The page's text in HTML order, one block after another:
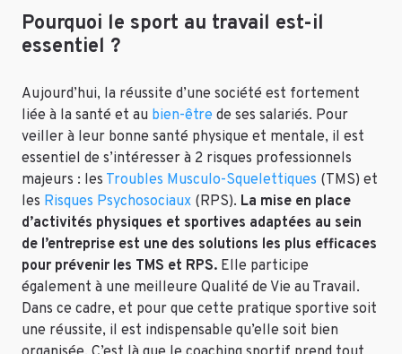
Pourquoi le sport au travail est-il
essentiel ?
Aujourd’hui, la réussite d’une société est fortement
liée à la santé et au bien-être de ses salariés. Pour
veiller à leur bonne santé physique et mentale, il est
essentiel de s’intéresser à 2 risques professionnels
majeurs : les Troubles Musculo-Squelettiques (TMS) et
les Risques Psychosociaux (RPS). La mise en place
d’activités physiques et sportives adaptées au sein
de l’entreprise est une des solutions les plus efficaces
pour prévenir les TMS et RPS. Elle participe
également à une meilleure Qualité de Vie au Travail.
Dans ce cadre, et pour que cette pratique sportive soit
une réussite, il est indispensable qu’elle soit bien